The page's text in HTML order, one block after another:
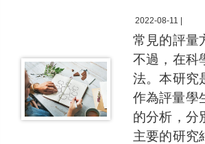
2022-08-11 |
常見的評量
不過，在科
法。本研究
作為評量學
的分析，分
主要的研究